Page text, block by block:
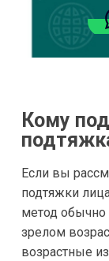
Кому
Если вы
подтяжки
метод
зрелом
возрастные